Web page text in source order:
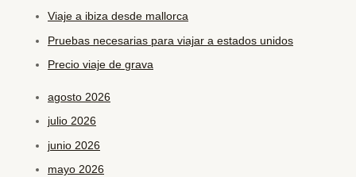
Viaje a ibiza desde mallorca
Pruebas necesarias para viajar a estados unidos
Precio viaje de grava
agosto 2026
julio 2026
junio 2026
mayo 2026